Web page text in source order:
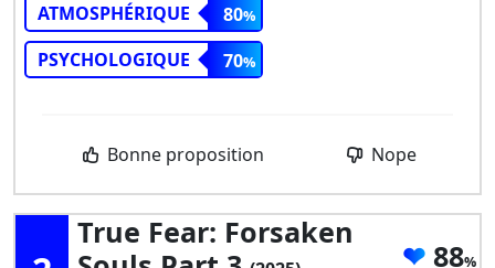
ATMOSPHÉRIQUE
80
PSYCHOLOGIQUE
70
Bonne proposition Nope
True Fear: Forsaken
88